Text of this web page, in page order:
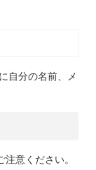
自分の名前、メ
意ください。